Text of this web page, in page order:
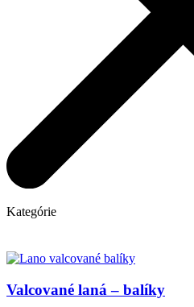
Kategórie
Valcované laná – balíky